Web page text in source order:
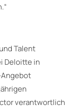
Talent
Deloitte in
verantwortlich